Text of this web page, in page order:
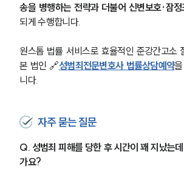
송을 병행하는 전략과 더불어 신변보호·잠
되게 수행합니다.
원스톱 법률 서비스로 효율적인 준강간고소
본 법인 🔗성범죄전문변호사 법률상담예약
니다.
자주 묻는 질문
Q. 성범죄 피해를 당한 후 시간이 꽤 지났는
가요?